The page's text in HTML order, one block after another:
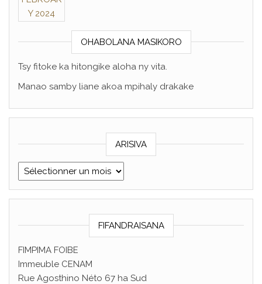
OHABOLANA MASIKORO
Tsy fitoke ka hitongike aloha ny vita.
Manao samby liane akoa mpihaly drakake
ARISIVA
ARISIVA
FIFANDRAISANA
FIMPIMA FOIBE
Immeuble CENAM
Rue Agosthino Néto 67 ha Sud